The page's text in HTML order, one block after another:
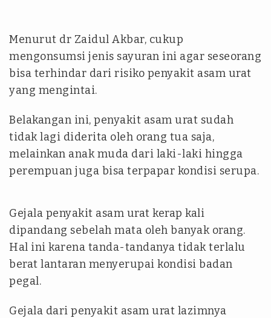
Menurut dr Zaidul Akbar, cukup
mengonsumsi jenis sayuran ini agar seseorang
bisa terhindar dari risiko penyakit asam urat
yang mengintai.
Belakangan ini, penyakit asam urat sudah
tidak lagi diderita oleh orang tua saja,
melainkan anak muda dari laki-laki hingga
perempuan juga bisa terpapar kondisi serupa.
Gejala penyakit asam urat kerap kali
dipandang sebelah mata oleh banyak orang.
Hal ini karena tanda-tandanya tidak terlalu
berat lantaran menyerupai kondisi badan
pegal.
Gejala dari penyakit asam urat lazimnya